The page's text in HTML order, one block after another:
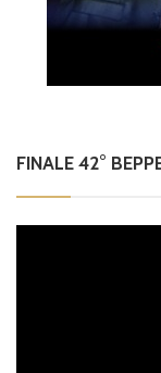
FINALE 42°